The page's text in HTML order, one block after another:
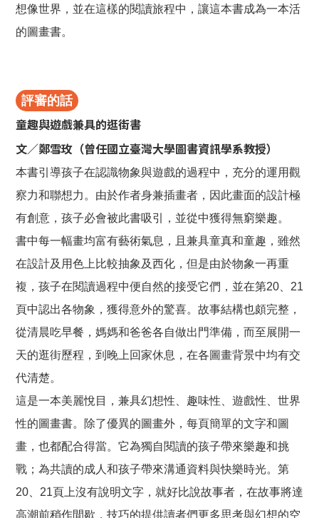
想像世界，並在這樣的閱讀旅程中，讓這本書成為一本活
的圖畫書。
評審的話
童趣與遊戲兼具的逛街書
文／鄭雪玫（曾任國立臺灣大學圖書資訊學系教授）
本書引導孩子在認識物象與遊戲的過程中，充分的運用觀
察力和聯想力。由於作者身兼插畫者，因此畫面的設計極
有創意，孩子必會被此書吸引，並從中獲得無窮樂趣。
書中每一幅畫均富有藝術氣息，且兼具童真和童趣，雖然
在設計及用色上比較抽象及西化，但是由於物象一再重
複，孩子在閱讀過程中便自然的接受它們，並在第20、21
頁中認出各物象，獲得意外的驚喜。故事結構也頗完整，
從清晨吃早餐，媽媽和爸爸各自做出門準備，而至展開一
天的逛街歷程，到晚上回家休息，在各圖畫背景中均有交
代清楚。
這是一本美麗悅目，兼具幻想性、趣味性、遊戲性、世界
性的圖畫書。除了優異的圖畫外，每頁簡單的文字和圖
畫，也都配合得當。它為獨自閱讀的孩子帶來樂趣和挑
戰；為共讀的成人和孩子帶來溝通資料與快樂時光。第
20、21頁上沒有說明文字，就好比說故事者，在故事將達
高潮前稍作間歇，技巧的提供讀者們更多思考與幻想的空